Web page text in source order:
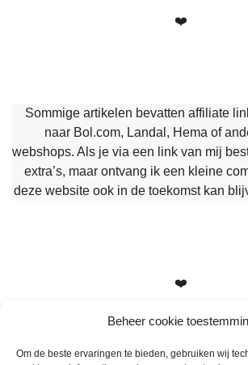
Beheer cookie
Om de beste ervaringen te bieden, gebruiken wij
❤️
Sommige artikelen bevatten affiliate
naar Bol.com, Landal, Hema of
webshops. Als je via een link van mij
extra’s, maar ontvang ik een kleine
deze website ook in de toekomst kan
❤️